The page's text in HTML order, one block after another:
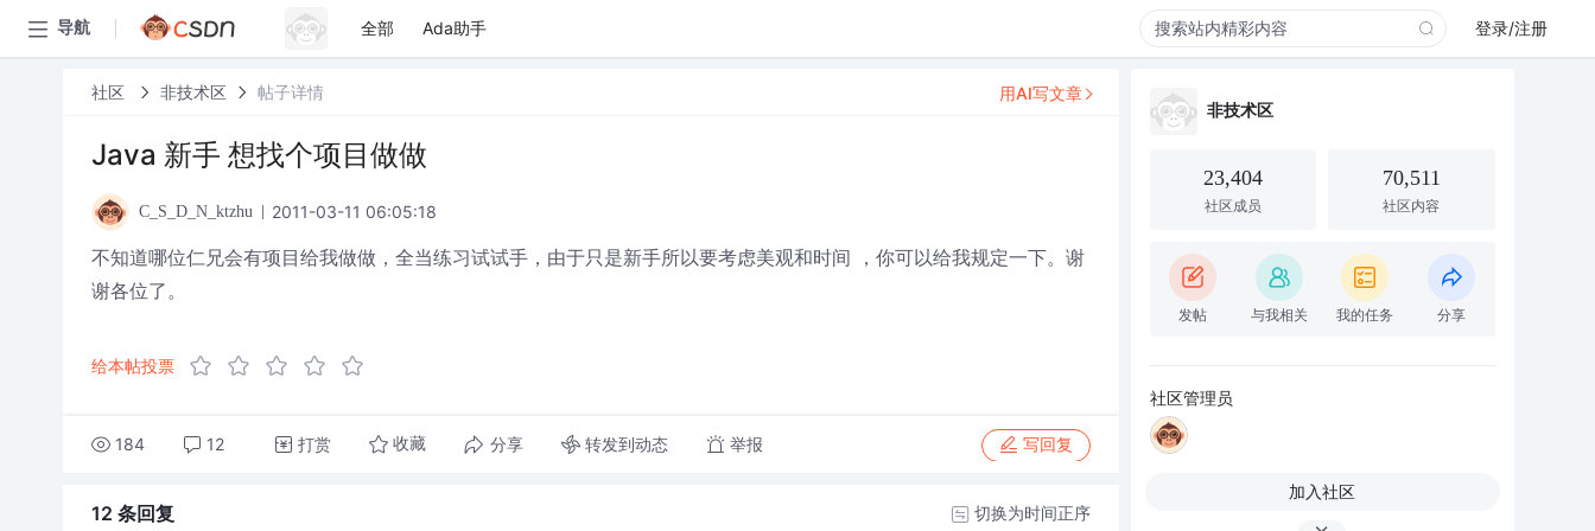
导航 全部 Ada助手 登录/注册
社区 非技术区 帖子详情
Java 新手 想找个项目做做
C_S_D_N_ktzhu 2011-03-11 06:05:18
不知道哪位仁兄会有项目给我做做，全当练习试试手，由于只是新手所以要考虑美观和时间 ，你可以给我规定一下。谢
谢各位了。
给本帖投票
184 12 打赏 收藏 分享 转发到动态 举报 写回复
用AI写文章
12 条回复 切换为时间正序
非技术区
23,404
社区成员
70,511
社区内容
发帖 与我相关 我的任务 分享
社区管理员
加入社区